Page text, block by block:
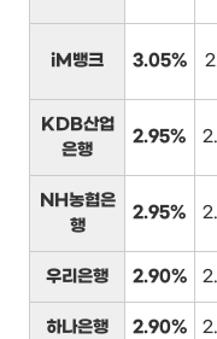
iM뱅크 3.05%
KDB산업
은행
2.95%
NH농협은
행
2.95%
우리은행 2.90%
하나은행 2.90%